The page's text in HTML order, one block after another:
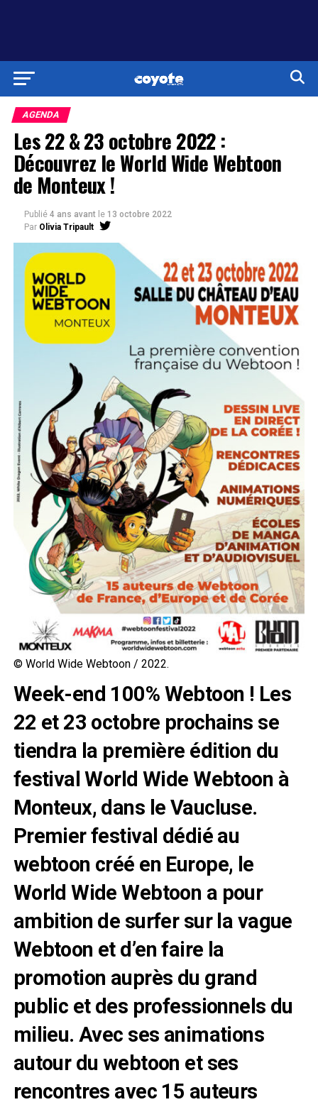
AGENDA
Les 22 & 23 octobre 2022 :
Découvrez le World Wide Webtoon
de Monteux !
Publié 4 ans avant le 13 octobre 2022
Par Olivia Tripault
© World Wide Webtoon / 2022.
Week-end 100% Webtoon ! Les
22 et 23 octobre prochains se
tiendra la première édition du
festival World Wide Webtoon à
Monteux, dans le Vaucluse.
Premier festival dédié au
webtoon créé en Europe, le
World Wide Webtoon a pour
ambition de surfer sur la vague
Webtoon et d’en faire la
promotion auprès du grand
public et des professionnels du
milieu. Avec ses animations
autour du webtoon et ses
rencontres avec 15 auteurs